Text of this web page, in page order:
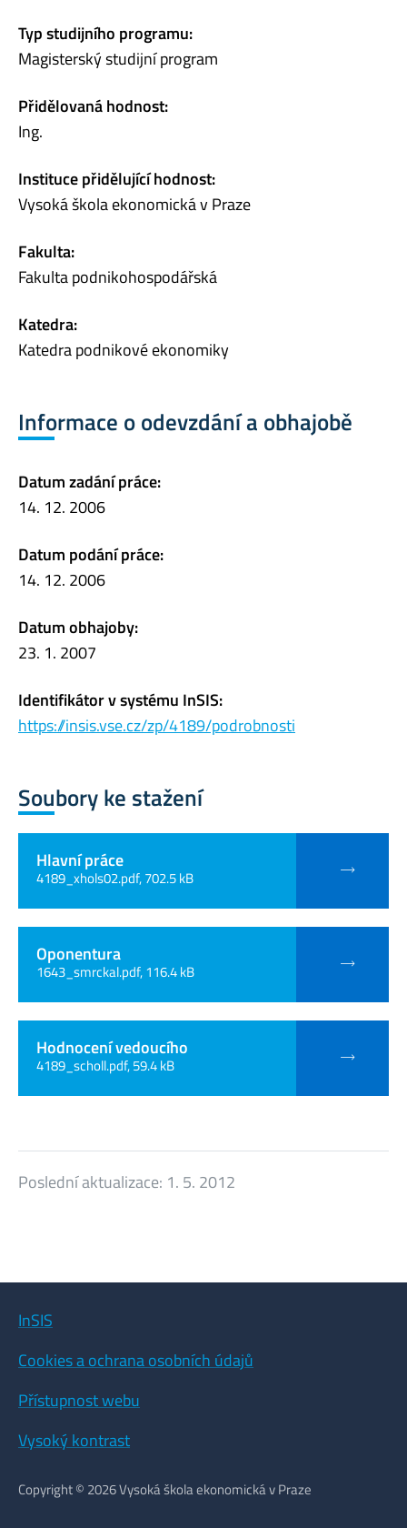
Typ studijního programu:
Magisterský studijní program
Přidělovaná hodnost:
Ing.
Instituce přidělující hodnost:
Vysoká škola ekonomická v Praze
Fakulta:
Fakulta podnikohospodářská
Katedra:
Katedra podnikové ekonomiky
Informace o odevzdání a obhajobě
Datum zadání práce:
14. 12. 2006
Datum podání práce:
14. 12. 2006
Datum obhajoby:
23. 1. 2007
Identifikátor v systému InSIS:
https://insis.vse.cz/zp/4189/podrobnosti
Soubory ke stažení
Hlavní práce
4189_xhols02.pdf, 702.5 kB
Oponentura
1643_smrckal.pdf, 116.4 kB
Hodnocení vedoucího
4189_scholl.pdf, 59.4 kB
Poslední aktualizace: 1. 5. 2012
InSIS
Cookies a ochrana osobních údajů
Přístupnost webu
Vysoký kontrast
Copyright © 2026 Vysoká škola ekonomická v Praze